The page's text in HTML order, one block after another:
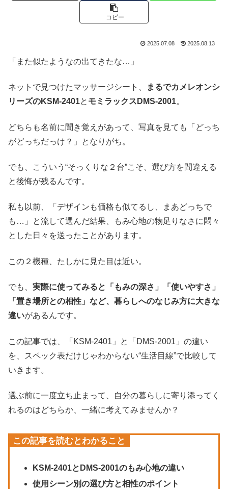
コピー
2025.07.08 2025.08.13
「また似たようなの出てきたな…」
ネットで見つけたマッサージシート、
まるでカメレオンシ
リーズのKSM-2401と モミラックスDMS-2001。
どちらも名前に聞き覚えがあって、写真を見ても「どっち
がどっちだっけ？」となりがち。
でも、こういう“そっくりな２台”こそ、選び方を間違える
と後悔が残るんです。
私も以前、「デザインも価格も似てるし、まあどっちで
も…」と流して選んだ結果、もみ心地の物足りなさに悶々
とした日々を送ったことがあります。
この２機種、たしかに見た目は近い。
でも、 実際に使ってみると「もみの深さ」「使いやすさ」
「置き場所との相性」など、暮らしへのなじみ方に大きな
違いがあるんです。
この記事では、「KSM-2401」と「DMS-2001」の違い
を、スペック表だけじゃわからない“生活目線”で比較して
いきます。
選ぶ前に一度立ち止まって、自分の暮らしに寄り添ってく
れるのはどちらか、一緒に考えてみませんか？
この記事を読むとわかること
KSM-2401とDMS-2001のもみ心地の違い
使用シーン別の選び方と相性のポイント